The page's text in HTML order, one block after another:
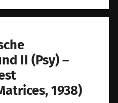
II (Psy) –
1938)